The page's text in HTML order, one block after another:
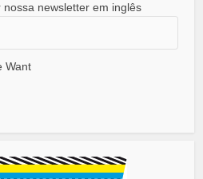
newsletter em inglês
Want